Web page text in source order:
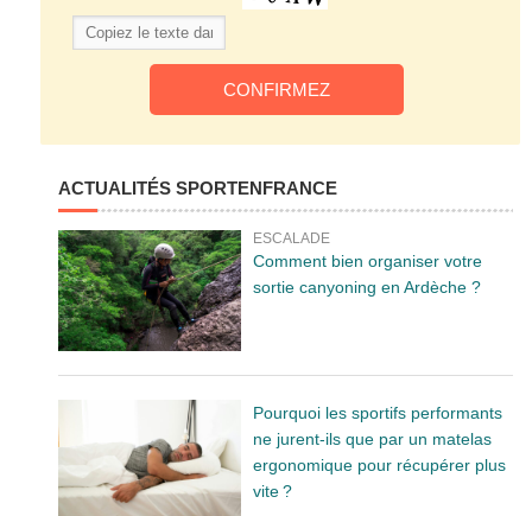
ACTUALITÉS SPORTENFRANCE
ESCALADE
Comment bien organiser votre
sortie canyoning en Ardèche ?
Pourquoi les sportifs performants
ne jurent-ils que par un matelas
ergonomique pour récupérer plus
vite ?